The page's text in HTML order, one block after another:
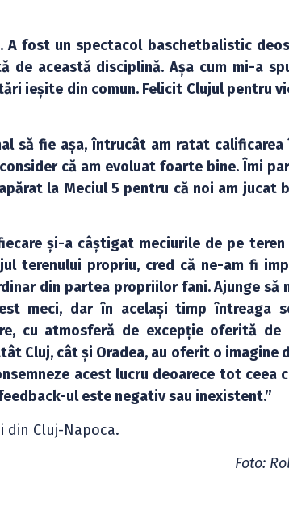
fost un spectacol baschetbalistic
această disciplină. Așa cum mi-a
ieșite din comun. Felicit Clujul pentru
să fie așa, întrucât am ratat calificarea
că am evoluat foarte bine. Îmi
la Meciul 5 pentru că noi am jucat
și-a câștigat meciurile de pe teren
terenului propriu, cred că ne-am fi
din partea propriilor fani. Ajunge să
meci, dar în același timp întreaga
cu atmosferă de excepție oferită
Cluj, cât și Oradea, au oferit o imagine
acest lucru deoarece tot ceea
ul este negativ sau inexistent.”
din Cluj-Napoca.
Foto: